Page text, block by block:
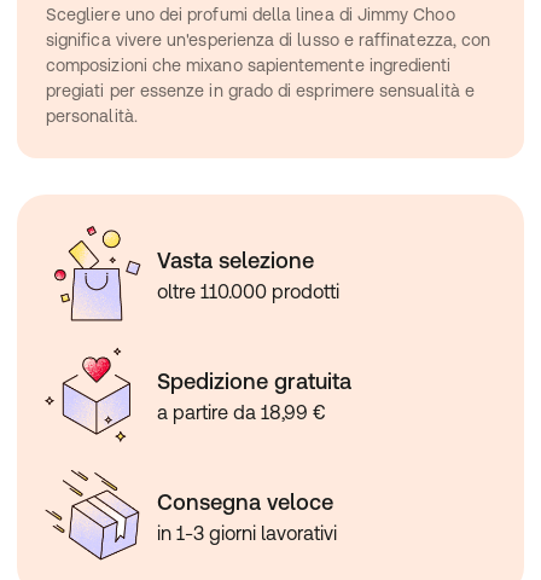
Scegliere uno dei profumi della linea di Jimmy Choo
significa vivere un'esperienza di lusso e raffinatezza, con
composizioni che mixano sapientemente ingredienti
pregiati per essenze in grado di esprimere sensualità e
personalità.
Vasta selezione
oltre 110.000 prodotti
Spedizione gratuita
a partire da 18,99 €
Consegna veloce
in 1-3 giorni lavorativi